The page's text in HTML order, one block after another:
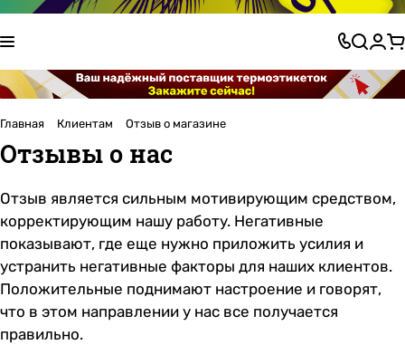
Главная Клиентам Отзыв о магазине
Отзывы о нас
Отзыв является сильным мотивирующим средством,
корректирующим нашу работу. Негативные
показывают, где еще нужно приложить усилия и
устранить негативные факторы для наших клиентов.
Положительные поднимают настроение и говорят,
что в этом направлении у нас все получается
правильно.